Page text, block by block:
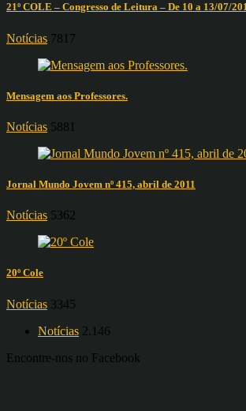
21º COLE – Congresso de Leitura – De 10 a 13/07/
Notícias 7817
Mensagem aos Professores.
Notícias 5881
Jornal Mundo Jovem nº 415, abril de 2011
Notícias 5362
20º Cole
Notícias 3345
Notícias 2.146
Encontre-nos no Facebook